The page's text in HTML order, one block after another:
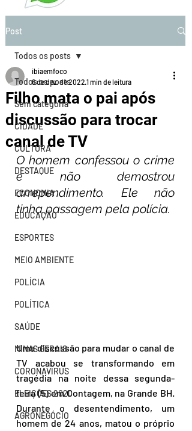
Post
Todos os posts
Sem categoria
CIDADE
CULTURA
DESTAQUE
ECONOMIA
EDUCAÇÃO
ESPORTES
MEIO AMBIENTE
POLÍCIA
POLÍTICA
SAÚDE
MINAS GERAIS
CORONAVÍRUS
ELEIÇÕES 2020
AGRONEGÓCIO
Todos os posts
Filho mata o pai após
discussão para trocar
canal de TV
ibiaemfoco
6 de dez. de 2022 1 min de leitura
O homem confessou o crime
e não demostrou
arrependimento. Ele não
tinha passagem pela polícia.
Uma discussão para mudar o canal de
TV acabou se transformando em
tragédia na noite dessa segunda-
feira (5) em Contagem, na Grande BH.
Durante o desentendimento, um
homem de 24 anos, matou o próprio